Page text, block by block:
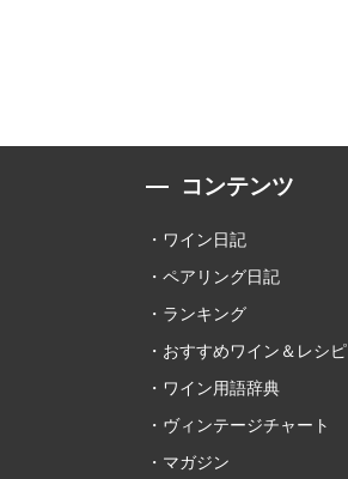
コンテンツ
ワイン日記
ペアリング日記
ランキング
おすすめワイン＆レシピ
ワイン用語辞典
ヴィンテージチャート
マガジン